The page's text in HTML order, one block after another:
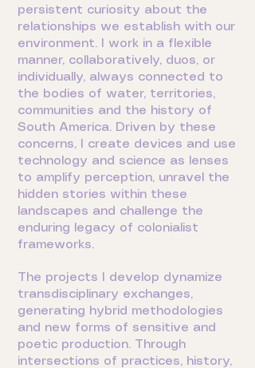
persistent curiosity about the
relationships we establish with our
environment. I work in a flexible
manner, collaboratively, duos, or
individually, always connected to
the bodies of water, territories,
communities and the history of
South America. Driven by these
concerns, I create devices and use
technology and science as lenses
to amplify perception, unravel the
hidden stories within these
landscapes and challenge the
enduring legacy of colonialist
frameworks.
The projects I develop dynamize
transdisciplinary exchanges,
generating hybrid methodologies
and new forms of sensitive and
poetic production. Through
intersections of practices, history,